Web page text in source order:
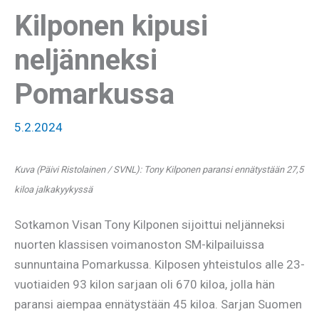
Kilponen kipusi
neljänneksi
Pomarkussa
5.2.2024
Kuva (Päivi Ristolainen / SVNL): Tony Kilponen paransi ennätystään 27,5
kiloa jalkakyykyssä
Sotkamon Visan Tony Kilponen sijoittui neljänneksi
nuorten klassisen voimanoston SM-kilpailuissa
sunnuntaina Pomarkussa. Kilposen yhteistulos alle 23-
vuotiaiden 93 kilon sarjaan oli 670 kiloa, jolla hän
paransi aiempaa ennätystään 45 kiloa. Sarjan Suomen